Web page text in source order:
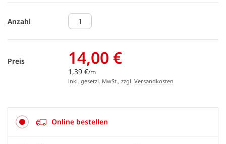
Anzahl
Preis 14,00 €
1,39 €/m
inkl. gesetzl. MwSt., zzgl. Versandkosten
Online bestellen